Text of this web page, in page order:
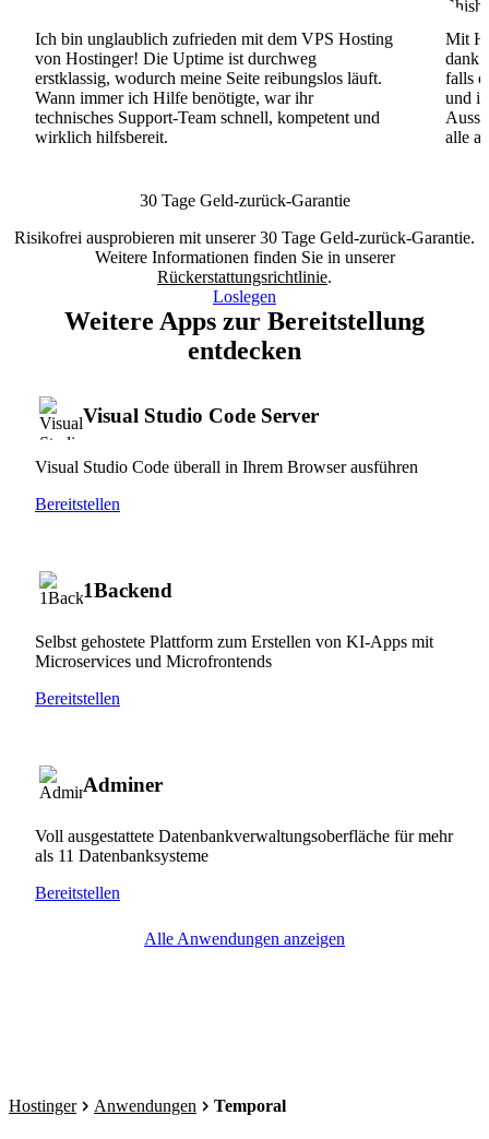
Ich bin unglaublich zufrieden mit dem VPS Hosting
von Hostinger! Die Uptime ist durchweg
erstklassig, wodurch meine Seite reibungslos läuft.
Wann immer ich Hilfe benötigte, war ihr
technisches Support-Team schnell, kompetent und
wirklich hilfsbereit.
Mit
dank
falls
und
alle
30 Tage Geld-zurück-Garantie
Risikofrei ausprobieren mit unserer 30 Tage Geld-zurück-Garantie.
Weitere Informationen finden Sie in unserer
Rückerstattungsrichtlinie.
Loslegen
Weitere Apps zur Bereitstellung
entdecken
Visual Studio Code Server
Visual Studio Code überall in Ihrem Browser ausführen
Bereitstellen
1Backend
Selbst gehostete Plattform zum Erstellen von KI-Apps mit
Microservices und Microfrontends
Bereitstellen
Adminer
Voll ausgestattete Datenbankverwaltungsoberfläche für mehr
als 11 Datenbanksysteme
Bereitstellen
Alle Anwendungen anzeigen
Hostinger Anwendungen Temporal